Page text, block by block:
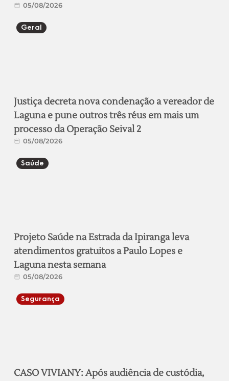
05/08/2026
Geral
Justiça decreta nova condenação a vereador de
Laguna e pune outros três réus em mais um
processo da Operação Seival 2
05/08/2026
Saúde
Projeto Saúde na Estrada da Ipiranga leva
atendimentos gratuitos a Paulo Lopes e
Laguna nesta semana
05/08/2026
Segurança
CASO VIVIANY: Após audiência de custódia,